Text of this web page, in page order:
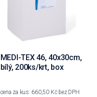
MEDI-TEX 46, 40x30cm,
bílý, 200ks/krt, box
cena za kus: 660,50 Kč bez DPH